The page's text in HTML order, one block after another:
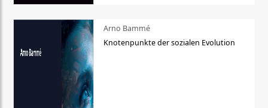
Arno Bammé
Knotenpunkte der sozialen Evolution